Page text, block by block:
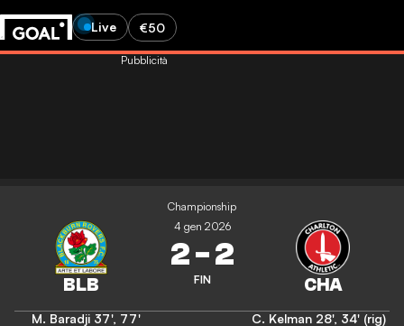
Live €50
Pubblicità
Championship
4 gen 2026
2-2
FIN
M. Baradji 37', 77' C. Kelman 28', 34' (rig)